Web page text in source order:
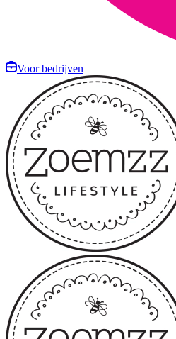
Voor bedrijven